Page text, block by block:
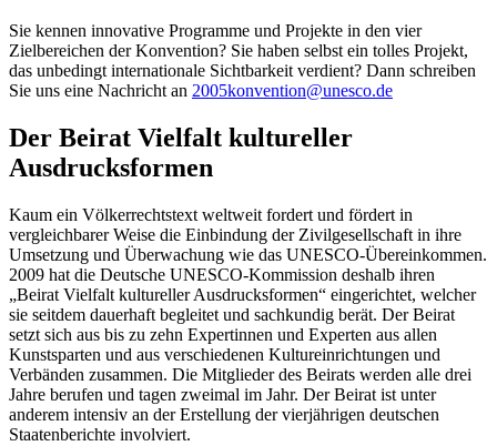
Sie kennen innovative Programme und Projekte in den vier
Zielbereichen der Konvention? Sie haben selbst ein tolles Projekt,
das unbedingt internationale Sichtbarkeit verdient? Dann schreiben
Sie uns eine Nachricht an 2005konvention@unesco.de
Der Beirat Vielfalt kultureller
Ausdrucksformen
Kaum ein Völkerrechtstext weltweit fordert und fördert in
vergleichbarer Weise die Einbindung der Zivilgesellschaft in ihre
Umsetzung und Überwachung wie das UNESCO-Übereinkommen.
2009 hat die Deutsche UNESCO-Kommission deshalb ihren
„Beirat Vielfalt kultureller Ausdrucksformen“ eingerichtet, welcher
sie seitdem dauerhaft begleitet und sachkundig berät. Der Beirat
setzt sich aus bis zu zehn Expertinnen und Experten aus allen
Kunstsparten und aus verschiedenen Kultureinrichtungen und
Verbänden zusammen. Die Mitglieder des Beirats werden alle drei
Jahre berufen und tagen zweimal im Jahr. Der Beirat ist unter
anderem intensiv an der Erstellung der vierjährigen deutschen
Staatenberichte involviert.